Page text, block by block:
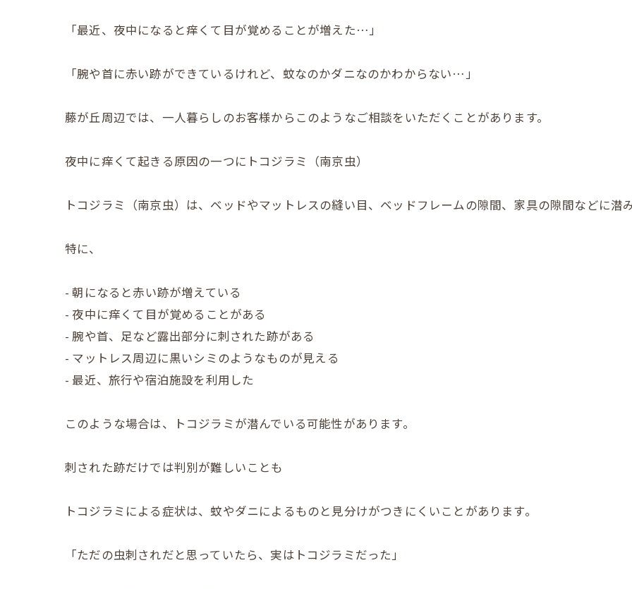
「最近、夜中になると痒くて目が覚めることが増えた…」
「腕や首に赤い跡ができているけれど、蚊なのかダニなのかわからない…」
藤が丘周辺では、一人暮らしのお客様からこのようなご相談をいただくことがあります。
夜中に痒くて起きる原因の一つにトコジラミ（南京虫）
トコジラミ（南京虫）は、ベッドやマットレスの縫い目、ベッドフレームの隙間、家具の隙間などに潜
特に、
- 朝になると赤い跡が増えている
- 夜中に痒くて目が覚めることがある
- 腕や首、足など露出部分に刺された跡がある
- マットレス周辺に黒いシミのようなものが見える
- 最近、旅行や宿泊施設を利用した
このような場合は、トコジラミが潜んでいる可能性があります。
刺された跡だけでは判別が難しいことも
トコジラミによる症状は、蚊やダニによるものと見分けがつきにくいことがあります。
「ただの虫刺されだと思っていたら、実はトコジラミだった」